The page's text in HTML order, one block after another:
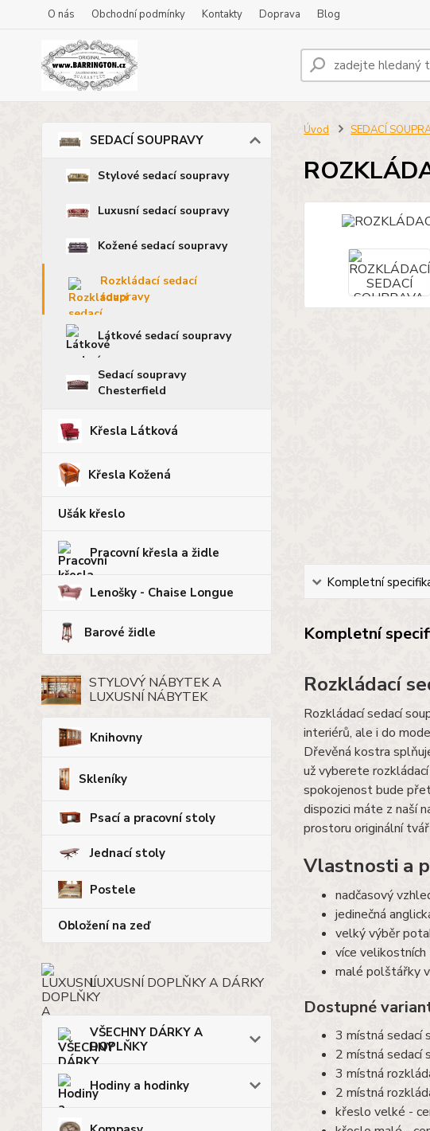
O nás Obchodní podmínky Kontakty Doprava Blog
SEDACÍ SOUPRAVY
Stylové sedací soupravy
Luxusní sedací soupravy
Kožené sedací soupravy
Rozkládací sedací
soupravy
Látkové sedací soupravy
Sedací soupravy
Chesterfield
Křesla Látková
Křesla Kožená
Ušák křeslo
Pracovní křesla a židle
Lenošky - Chaise Longue
Barové židle
STYLOVÝ NÁBYTEK A
LUXUSNÍ NÁBYTEK
Knihovny
Skleníky
Psací a pracovní stoly
Jednací stoly
Postele
Obložení na zeď
LUXUSNÍ DOPLŇKY A DÁRKY
VŠECHNY DÁRKY A
DOPLŇKY
Hodiny a hodinky
Úvod SEDACÍ
Kompletní
Kompletní
Rozkládací
Rozkládací sedací
interiérů, ale i do
Dřevěná kostra
už vyberete
spokojenost bude
dispozici máte z naší
prostoru originální
Vlastnosti a
nadčasový
jedinečná
velký výběr
více
malé polštářky
Dostupné
3 místná sedací
2 místná sedací
3 místná
2 místná
křeslo velké -